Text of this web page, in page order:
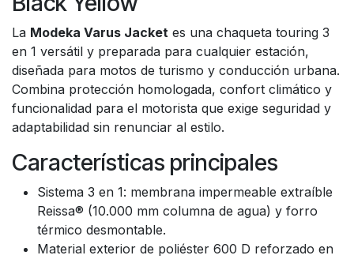
La Modeka Varus Jacket es una chaqueta touring 3
en 1 versátil y preparada para cualquier estación,
diseñada para motos de turismo y conducción urbana.
Combina protección homologada, confort climático y
funcionalidad para el motorista que exige seguridad y
adaptabilidad sin renunciar al estilo.
Características principales
Sistema 3 en 1: membrana impermeable extraíble
Reissa® (10.000 mm columna de agua) y forro
térmico desmontable.
Material exterior de poliéster 600 D reforzado en